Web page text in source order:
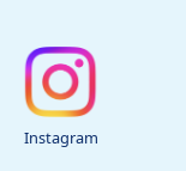
Instagram